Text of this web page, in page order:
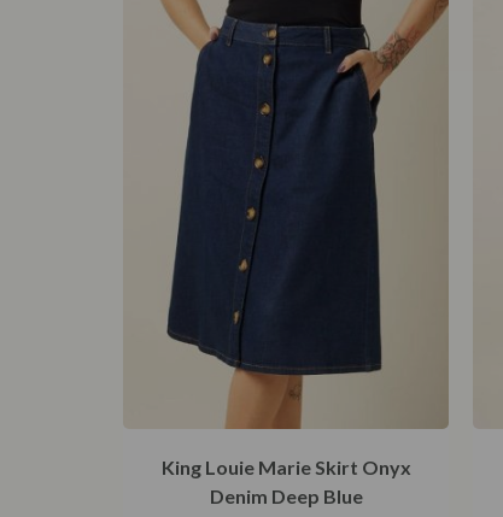
King Louie Marie Skirt Onyx
Denim Deep Blue